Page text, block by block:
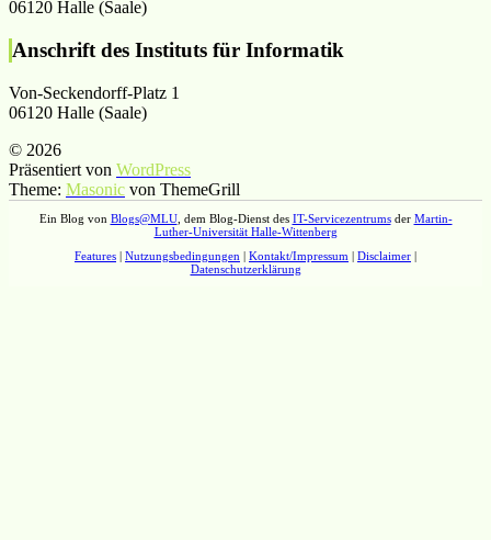
06120 Halle (Saale)
Anschrift des Instituts für Informatik
Von-Seckendorff-Platz 1
06120 Halle (Saale)
© 2026
Präsentiert von WordPress
Theme: Masonic von ThemeGrill
Ein Blog von Blogs@MLU, dem Blog-Dienst des IT-Servicezentrumsder Martin-
Luther-Universität Halle-Wittenberg
Features | Nutzungsbedingungen | Kontakt/Impressum | Disclaimer |
Datenschutzerklärung